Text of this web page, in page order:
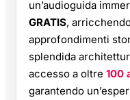
un’audioguida
GRATIS,
approfondimenti
splendida
accesso a oltre 100
garantendo